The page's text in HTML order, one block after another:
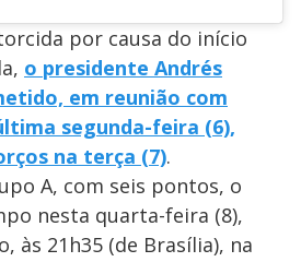
por causa do início
o presidente Andrés
em reunião com
segunda-feira (6),
na terça (7).
A, com seis pontos, o
nesta quarta-feira (8),
às 21h35 (de Brasília), na